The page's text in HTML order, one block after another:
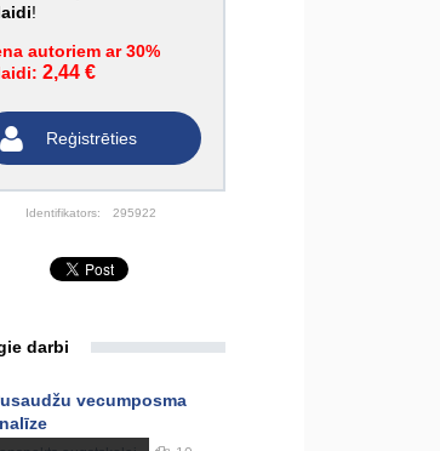
!
autoriem ar 30%
2,44 €
Reģistrēties
Identifikators: 295922
darbi
vecumposma